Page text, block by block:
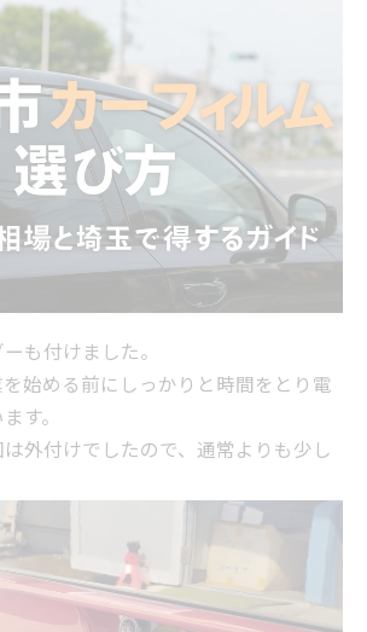
も付けました。
始める前にしっかりと時間をとり電
す。
外付けでしたので、通常よりも少し